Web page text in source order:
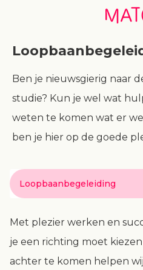
Ben je nieuwsgierig naar
studie? Kun je wel wat
weten te komen wat er
ben je hier op de goede
Loopbaanbegeleiding
Met plezier werken en
je een richting moet
achter te komen helpen